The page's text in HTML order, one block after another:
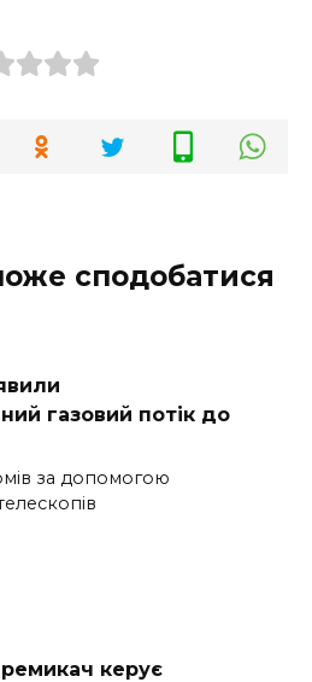
сподобатися
газовий потік до
за допомогою
керує